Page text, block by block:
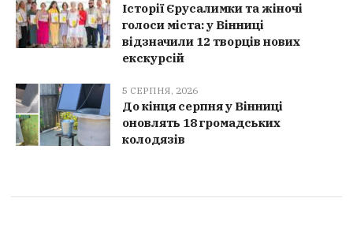
Історії Єрусалимки та жіночі
голоси міста: у Вінниці
відзначили 12 творців нових
екскурсій
5 СЕРПНЯ, 2026
До кінця серпня у Вінниці
оновлять 18 громадських
колодязів